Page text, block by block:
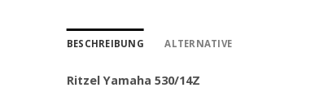
BESCHREIBUNG ALTERNATIVE
Ritzel Yamaha 530/14Z